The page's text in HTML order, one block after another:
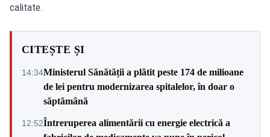
calitate.
CITEȘTE ȘI
14:34Ministerul Sănătății a plătit peste 174 de milioane
de lei pentru modernizarea spitalelor, în doar o
săptămână
12:52Întreruperea alimentării cu energie electrică a